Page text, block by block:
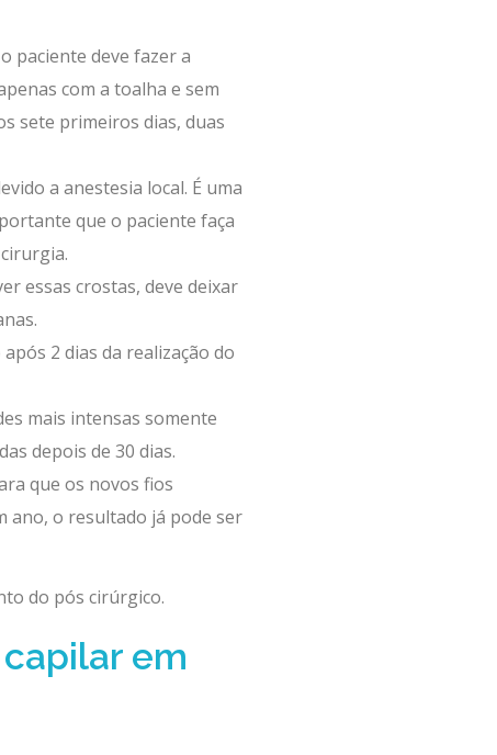
paciente deve fazer a
com a toalha e sem
sete primeiros dias, duas
a anestesia local. É uma
que o paciente faça
essas crostas, deve deixar
2 dias da realização do
mais intensas somente
depois de 30 dias.
que os novos fios
ano, o resultado já pode ser
do pós cirúrgico.
em